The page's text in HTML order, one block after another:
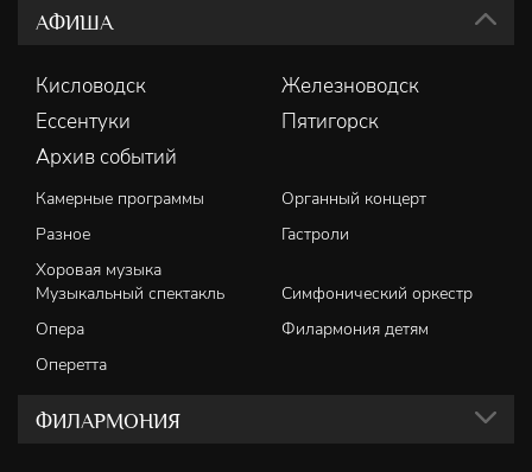
АФИША
Кисловодск
Железноводск
Ессентуки
Пятигорск
Архив событий
Камерные программы
Органный концерт
Разное
Гастроли
Хоровая музыка
Музыкальный спектакль
Симфонический оркестр
Опера
Филармония детям
Оперетта
ФИЛАРМОНИЯ